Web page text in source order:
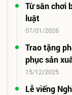
Từ sân chơi
luật
07/01/2026
Trao tặng
phục sản
15/12/2025
Lễ viếng